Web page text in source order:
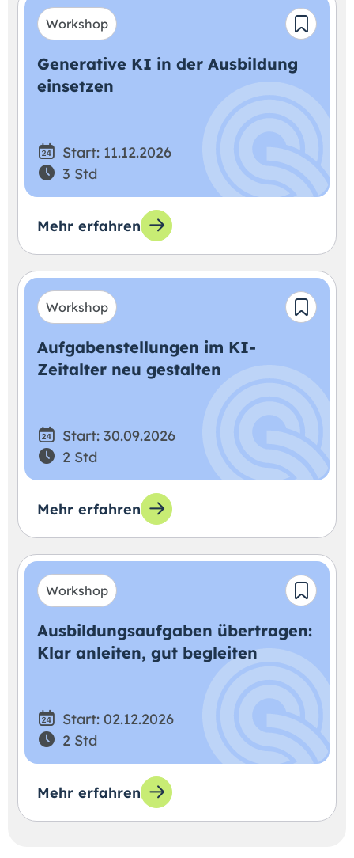
Workshop
Generative KI in der Ausbildung
einsetzen
Start: 11.12.2026
3 Std
Mehr erfahren
Workshop
Aufgabenstellungen im KI-
Zeitalter neu gestalten
Start: 30.09.2026
2 Std
Mehr erfahren
Workshop
Ausbildungsaufgaben übertragen:
Klar anleiten, gut begleiten
Start: 02.12.2026
2 Std
Mehr erfahren